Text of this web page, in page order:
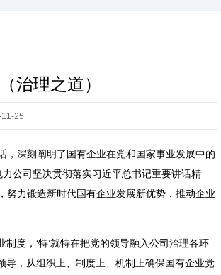
治理之道）
25
深刻阐明了国有企业在党和国家事业发展中的
公司坚决贯彻落实习近平总书记重要讲话精
努力锻造新时代国有企业发展新优势，推动企业
度，‘特’就特在把党的领导融入公司治理各环
导，从组织上、制度上、机制上确保国有企业党